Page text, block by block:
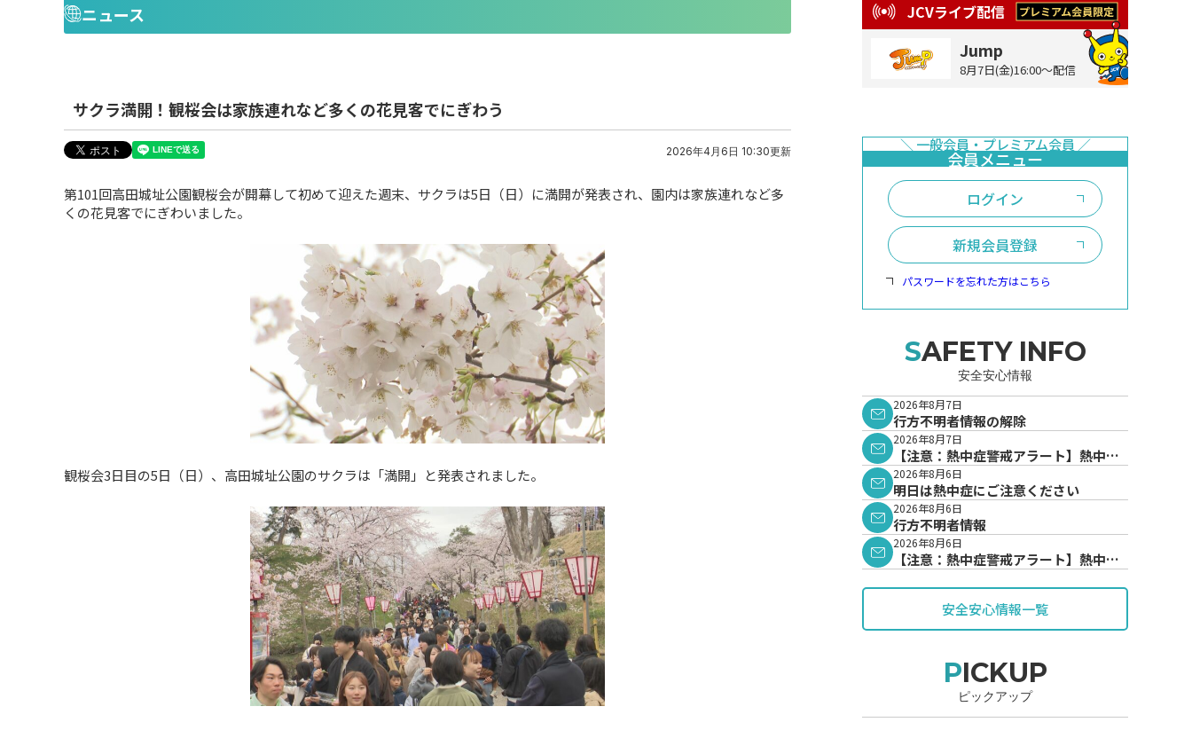
ニュース
サクラ満開！観桜会は家族連れなど多くの花見客でにぎわう
2026年4月6日 10:30更新
第101回高田城址公園観桜会が開幕して初めて迎えた週末、サクラは5日（日）に満開が発表され、園内は家族連れなど多
くの花見客でにぎわいました。
観桜会3日目の5日（日）、高田城址公園のサクラは「満開」と発表されました。
JCVライブ配信
Jump
8月7日(金)16:00～配信
ログイン
新規会員登録
パスワードを忘れた方はこちら
SAFETY INFO
安全安心情報
2026年8月7日
行方不明者情報の解除
2026年8月7日
【注意：熱中症警戒アラート】熱中症
警戒アラートが発表されています。
2026年8月6日
明日は熱中症にご注意ください
2026年8月6日
行方不明者情報
2026年8月6日
【注意：熱中症警戒アラート】熱中症
安全安心情報一覧
PICKUP
ピックアップ